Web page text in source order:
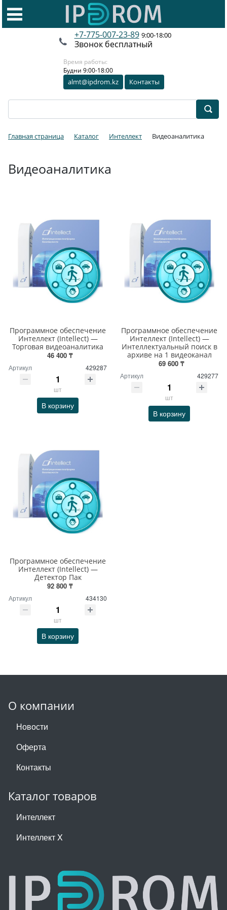
+7-775-007-23-89 9:00-18:00
Звонок бесплатный
Время работы:
Будни 9:00-18:00
almt@ipdrom.kz Контакты
Главная страница Каталог Интеллект Видеоаналитика
Видеоаналитика
Программное обеспечение
Интеллект (Intellect) —
Торговая видеоаналитика
46 400 ₸
Артикул 429287
шт
В корзину
Программное обеспечение
Интеллект (Intellect) —
Интеллектуальный поиск в
архиве на 1 видеоканал
69 600 ₸
Артикул 429277
шт
В корзину
Программное обеспечение
Интеллект (Intellect) —
Детектор Пак
92 800 ₸
Артикул 434130
шт
В корзину
О компании
Новости
Оферта
Контакты
Каталог товаров
Интеллект
Интеллект X